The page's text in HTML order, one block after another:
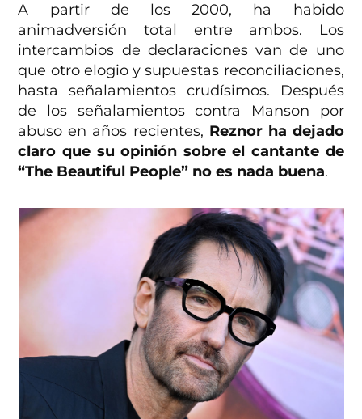
A partir de los 2000, ha habido
animadversión total entre ambos. Los
intercambios de declaraciones van de uno
que otro elogio y supuestas reconciliaciones,
hasta señalamientos crudísimos. Después
de los señalamientos contra Manson por
abuso en años recientes, Reznor ha dejado
claro que su opinión sobre el cantante de
“The Beautiful People” no es nada buena.